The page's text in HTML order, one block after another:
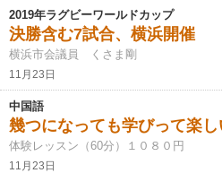
2019年ラグビーワールドカップ
決勝含む7試合、横浜開催
横浜市会議員 くさま剛
11月23日
中国語
幾つになっても学びって楽し
体験レッスン（60分）１０８０円
11月23日